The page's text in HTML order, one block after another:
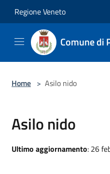
Regione Veneto
Comune di
Home > Asilo nido
Asilo nido
Ultimo aggiornamento: 26